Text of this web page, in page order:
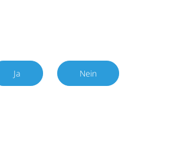
Ja Nein